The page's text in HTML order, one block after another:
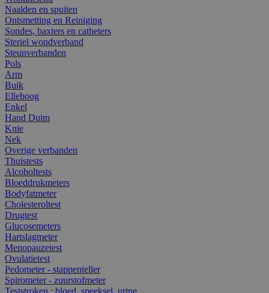
Naalden en spuiten
Ontsmetting en Reiniging
Sondes, baxters en catheters
Steriel wondverband
Steunverbanden
Pols
Arm
Buik
Elleboog
Enkel
Hand Duim
Knie
Nek
Overige verbanden
Thuistests
Alcoholtests
Bloeddrukmeters
Bodyfatmeter
Cholesteroltest
Drugtest
Glucosemeters
Hartslagmeter
Menopauzetest
Ovulatietest
Pedometer - stappenteller
Spirometer - zuurstofmeter
Teststroken : bloed, speeksel, urine